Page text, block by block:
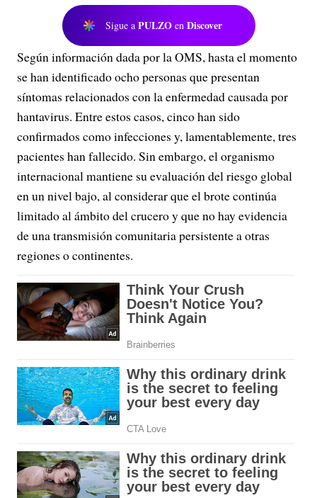
Sigue a PULZO en Discover
Según información dada por la OMS, hasta el momento
se han identificado ocho personas que presentan
síntomas relacionados con la enfermedad causada por
hantavirus. Entre estos casos, cinco han sido
confirmados como infecciones y, lamentablemente, tres
pacientes han fallecido. Sin embargo, el organismo
internacional mantiene su evaluación del riesgo global
en un nivel bajo, al considerar que el brote continúa
limitado al ámbito del crucero y que no hay evidencia
de una transmisión comunitaria persistente a otras
regiones o continentes.